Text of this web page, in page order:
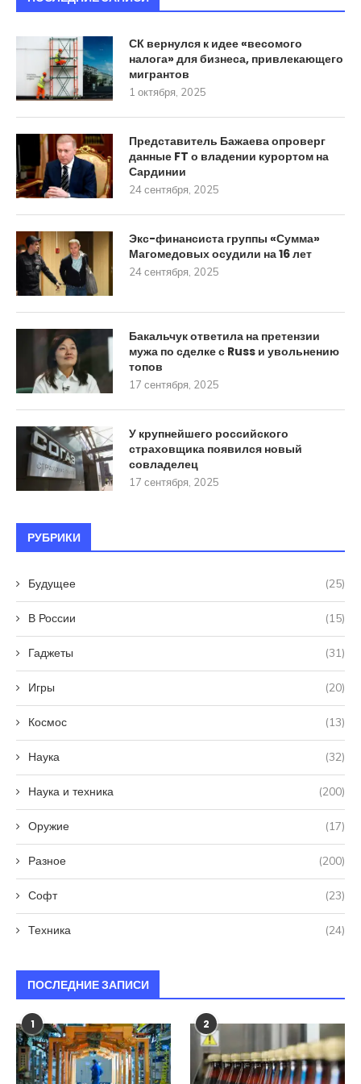
СК вернулся к идее «весомого
налога» для бизнеса, привлекающего
мигрантов
1 октября, 2025
Представитель Бажаева опроверг
данные FT о владении курортом на
Сардинии
24 сентября, 2025
Экс-финансиста группы «Сумма»
Магомедовых осудили на 16 лет
24 сентября, 2025
Бакальчук ответила на претензии
мужа по сделке с Russ и увольнению
топов
17 сентября, 2025
У крупнейшего российского
страховщика появился новый
совладелец
17 сентября, 2025
РУБРИКИ
Будущее (25)
В России (15)
Гаджеты (31)
Игры (20)
Космос (13)
Наука (32)
Наука и техника (200)
Оружие (17)
Разное (200)
Софт (23)
Техника (24)
ПОСЛЕДНИЕ ЗАПИСИ
1 2